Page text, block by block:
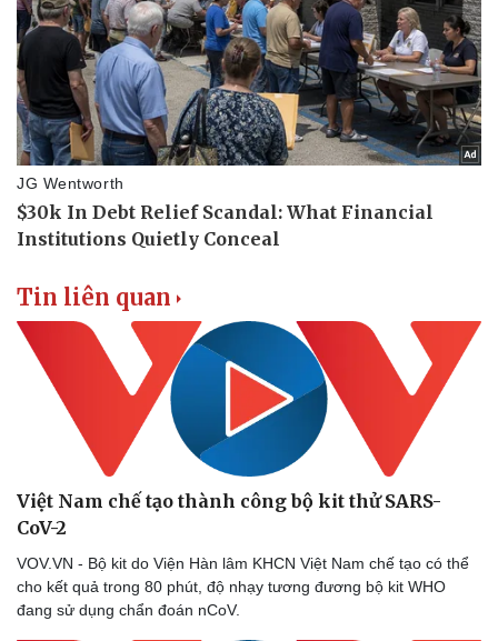
Tin liên quan
Việt Nam chế tạo thành công bộ kit thử SARS-
CoV-2
VOV.VN - Bộ kit do Viện Hàn lâm KHCN Việt Nam chế tạo có thể
cho kết quả trong 80 phút, độ nhạy tương đương bộ kit WHO
đang sử dụng chẩn đoán nCoV.